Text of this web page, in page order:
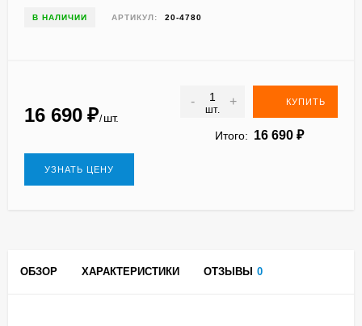
В НАЛИЧИИ АРТИКУЛ: 20-4780
16 690 ₽/ шт.
-
шт.
+ КУПИТЬ
Итого: 16 690 ₽
УЗНАТЬ ЦЕНУ
ОБЗОР ХАРАКТЕРИСТИКИ ОТЗЫВЫ 0